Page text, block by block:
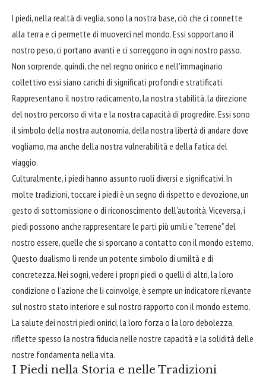
I piedi, nella realtà di veglia, sono la nostra base, ciò che ci connette
alla terra e ci permette di muoverci nel mondo. Essi sopportano il
nostro peso, ci portano avanti e ci sorreggono in ogni nostro passo.
Non sorprende, quindi, che nel regno onirico e nell'immaginario
collettivo essi siano carichi di significati profondi e stratificati.
Rappresentano il nostro radicamento, la nostra stabilità, la direzione
del nostro percorso di vita e la nostra capacità di progredire. Essi sono
il simbolo della nostra autonomia, della nostra libertà di andare dove
vogliamo, ma anche della nostra vulnerabilità e della fatica del
viaggio.
Culturalmente, i piedi hanno assunto ruoli diversi e significativi. In
molte tradizioni, toccare i piedi è un segno di rispetto e devozione, un
gesto di sottomissione o di riconoscimento dell'autorità. Viceversa, i
piedi possono anche rappresentare le parti più umili e "terrene" del
nostro essere, quelle che si sporcano a contatto con il mondo esterno.
Questo dualismo li rende un potente simbolo di umiltà e di
concretezza. Nei sogni, vedere i propri piedi o quelli di altri, la loro
condizione o l'azione che li coinvolge, è sempre un indicatore rilevante
sul nostro stato interiore e sul nostro rapporto con il mondo esterno.
La salute dei nostri piedi onirici, la loro forza o la loro debolezza,
riflette spesso la nostra fiducia nelle nostre capacità e la solidità delle
nostre fondamenta nella vita.
I Piedi nella Storia e nelle Tradizioni